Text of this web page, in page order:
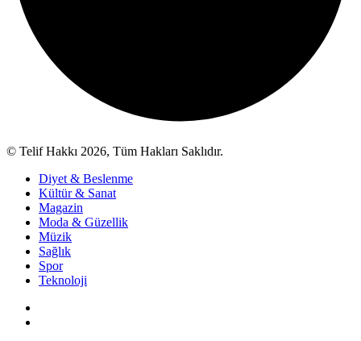
© Telif Hakkı 2026, Tüm Hakları Saklıdır.
Diyet & Beslenme
Kültür & Sanat
Magazin
Moda & Güzellik
Müzik
Sağlık
Spor
Teknoloji